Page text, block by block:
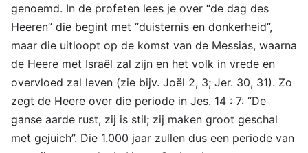
genoemd. In de profeten lees je over “de dag des
Heeren” die begint met “duisternis en donkerheid”,
maar die uitloopt op de komst van de Messias, waarna
de Heere met Israël zal zijn en het volk in vrede en
overvloed zal leven (zie bijv. Joël 2, 3; Jer. 30, 31). Zo
zegt de Heere over die periode in Jes. 14 : 7: “De
ganse aarde rust, zij is stil; zij maken groot geschal
met gejuich”. Die 1.000 jaar zullen dus een periode van